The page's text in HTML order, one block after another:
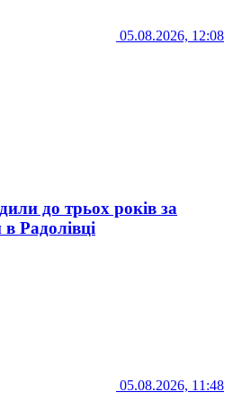
05.08.2026, 12:08
до трьох років за
Радолівці
05.08.2026, 11:48